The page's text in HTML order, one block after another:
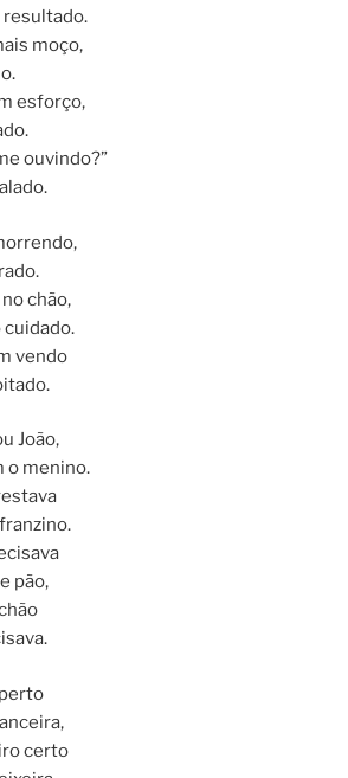
moço,
esforço,
ouvindo?”
chão,
cuidado.
vendo
João,
o menino.
pão,
certo